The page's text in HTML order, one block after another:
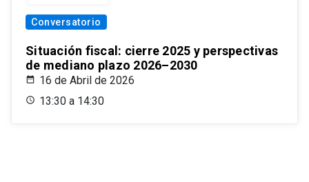
Conversatorio
Situación fiscal: cierre 2025 y perspectivas
de mediano plazo 2026–2030
16 de Abril de 2026
13:30 a 14:30